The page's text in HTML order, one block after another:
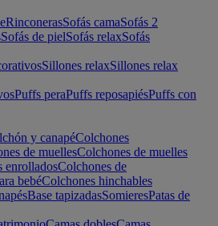
RinconerasSofás camaSofás 2
Sofás de pielSofás relaxSofás
Sillones relaxSillones relax
Puffs peraPuffs reposapiésPuffs con
y canapéColchones
de muellesColchones de muelles
enrolladosColchones de
bebéColchones hinchables
Base tapizadasSomieresPatas de